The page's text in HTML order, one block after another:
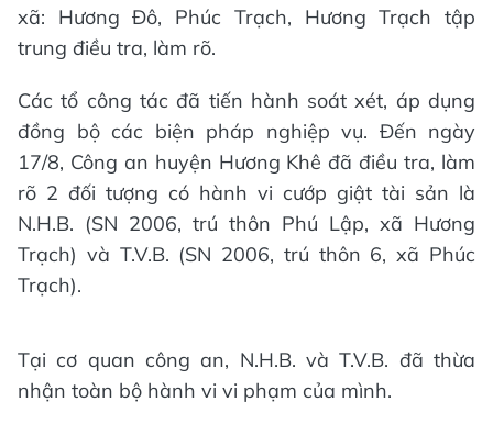
xã: Hương Đô, Phúc Trạch, Hương Trạch tập
trung điều tra, làm rõ.
Các tổ công tác đã tiến hành soát xét, áp dụng
đồng bộ các biện pháp nghiệp vụ. Đến ngày
17/8, Công an huyện Hương Khê đã điều tra, làm
rõ 2 đối tượng có hành vi cướp giật tài sản là
N.H.B. (SN 2006, trú thôn Phú Lập, xã Hương
Trạch) và T.V.B. (SN 2006, trú thôn 6, xã Phúc
Trạch).
Tại cơ quan công an, N.H.B. và T.V.B. đã thừa
nhận toàn bộ hành vi vi phạm của mình.